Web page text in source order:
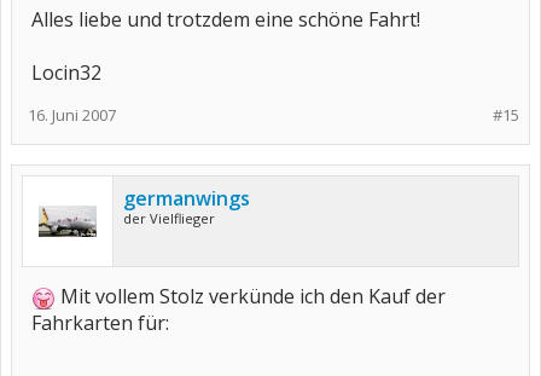
Alles liebe und trotzdem eine schöne Fahrt!
Locin32
#15
16. Juni 2007
germanwings
der Vielflieger
Mit vollem Stolz verkünde ich den Kauf der
Fahrkarten für: